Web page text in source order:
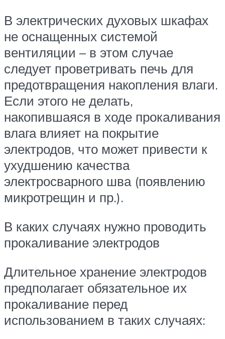
В электрических духовых шкафах
не оснащенных системой
вентиляции – в этом случае
следует проветривать печь для
предотвращения накопления влаги.
Если этого не делать,
накопившаяся в ходе прокаливания
влага влияет на покрытие
электродов, что может привести к
ухудшению качества
электросварного шва (появлению
микротрещин и пр.).
В каких случаях нужно проводить
прокаливание электродов
Длительное хранение электродов
предполагает обязательное их
прокаливание перед
использованием в таких случаях: